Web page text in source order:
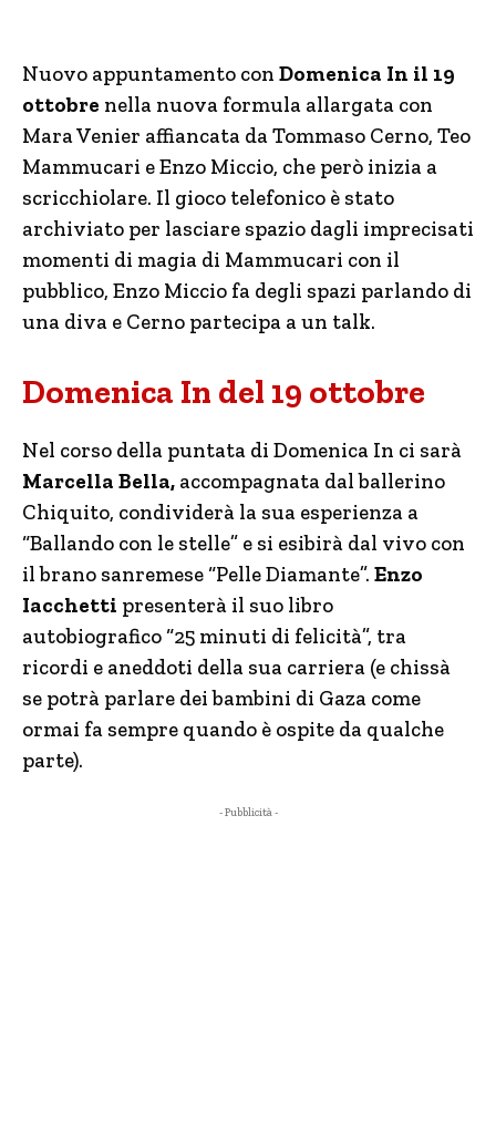
Nuovo appuntamento con Domenica In il 19
ottobre nella nuova formula allargata con
Mara Venier affiancata da Tommaso Cerno, Teo
Mammucari e Enzo Miccio, che però inizia a
scricchiolare. Il gioco telefonico è stato
archiviato per lasciare spazio dagli imprecisati
momenti di magia di Mammucari con il
pubblico, Enzo Miccio fa degli spazi parlando di
una diva e Cerno partecipa a un talk.
Domenica In del 19 ottobre
Nel corso della puntata di Domenica In ci sarà
Marcella Bella, accompagnata dal ballerino
Chiquito, condividerà la sua esperienza a
“Ballando con le stelle” e si esibirà dal vivo con
il brano sanremese “Pelle Diamante”. Enzo
Iacchetti presenterà il suo libro
autobiografico “25 minuti di felicità”, tra
ricordi e aneddoti della sua carriera (e chissà
se potrà parlare dei bambini di Gaza come
ormai fa sempre quando è ospite da qualche
parte).
- Pubblicità -